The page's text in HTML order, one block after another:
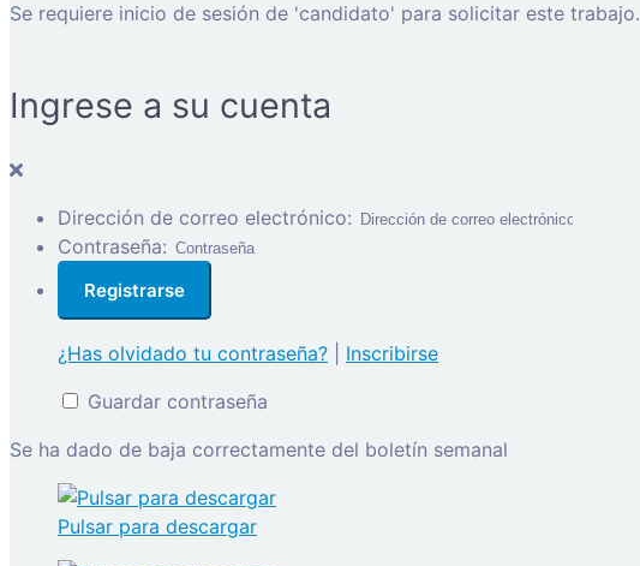
Se requiere inicio de sesión de 'candidato' para solicitar este trabajo.
Ingrese a su cuenta
Dirección de correo electrónico:
Contraseña:
¿Has olvidado tu contraseña?
Inscribirse
Guardar contraseña
Se ha dado de baja correctamente del boletín semanal
Pulsar para descargar